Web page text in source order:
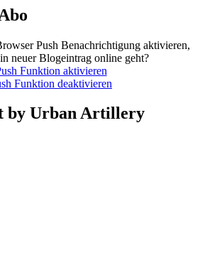
Push Benachrichtigung aktivieren,
neuer Blogeintrag online geht?
Funktion aktivieren
Funktion deaktivieren
by Urban Artillery